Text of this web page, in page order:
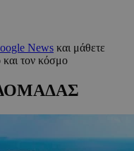
News και μάθετε
και τον κόσμο